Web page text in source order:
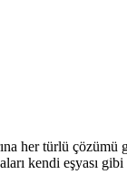
her türlü çözümü
kendi eşyası